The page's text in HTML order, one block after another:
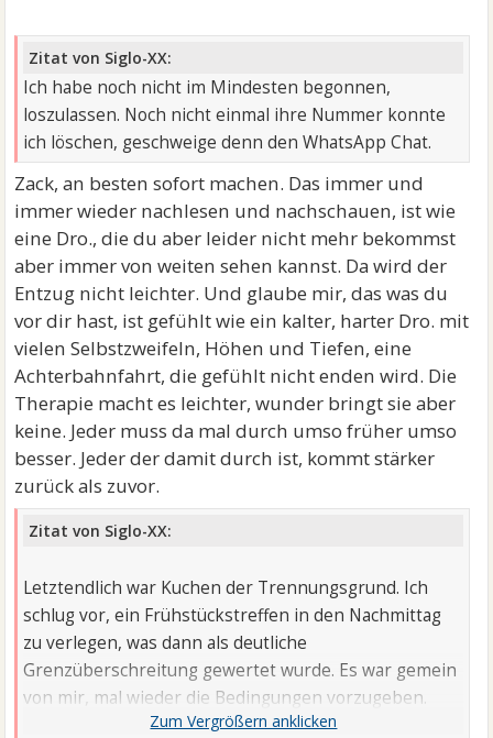
Zitat von Siglo-XX:
Ich habe noch nicht im Mindesten begonnen,
loszulassen. Noch nicht einmal ihre Nummer konnte
ich löschen, geschweige denn den WhatsApp Chat.
Zack, an besten sofort machen. Das immer und
immer wieder nachlesen und nachschauen, ist wie
eine Dro., die du aber leider nicht mehr bekommst
aber immer von weiten sehen kannst. Da wird der
Entzug nicht leichter. Und glaube mir, das was du
vor dir hast, ist gefühlt wie ein kalter, harter Dro. mit
vielen Selbstzweifeln, Höhen und Tiefen, eine
Achterbahnfahrt, die gefühlt nicht enden wird. Die
Therapie macht es leichter, wunder bringt sie aber
keine. Jeder muss da mal durch umso früher umso
besser. Jeder der damit durch ist, kommt stärker
zurück als zuvor.
Zitat von Siglo-XX:
Letztendlich war Kuchen der Trennungsgrund. Ich
schlug vor, ein Frühstückstreffen in den Nachmittag
zu verlegen, was dann als deutliche
Grenzüberschreitung gewertet wurde. Es war gemein
von mir, mal wieder die Bedingungen vorzugeben.
Nach einigen weiteren emotionalen Nachrichten hat